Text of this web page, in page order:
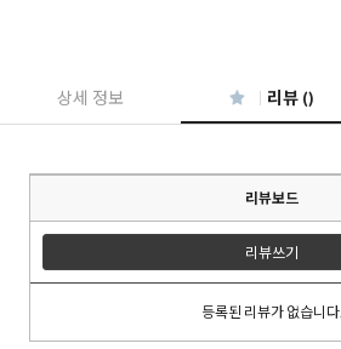
이코 라이프 하
상세 정보 리뷰 ()
리뷰보드
리뷰쓰기
등록된 리뷰가 없습니다.